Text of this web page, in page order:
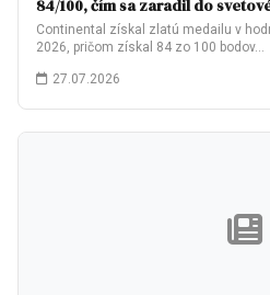
84/100, čím sa zaradil do
Continental získal zlatú medailu v
2026, pričom získal 84 zo 100 bodov…
27.07.2026